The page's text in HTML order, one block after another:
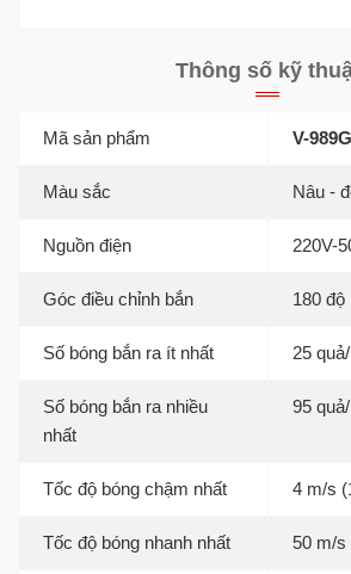
Thông số kỹ
Mã sản phẩm V-989G
Màu sắc Nâu -
Nguồn điện 220V-
Góc điều chỉnh bắn 180 độ
Số bóng bắn ra ít nhất 25
Số bóng bắn ra nhiều
nhất
95
Tốc độ bóng chậm nhất 4 m/s
Tốc độ bóng nhanh nhất 50 m/s